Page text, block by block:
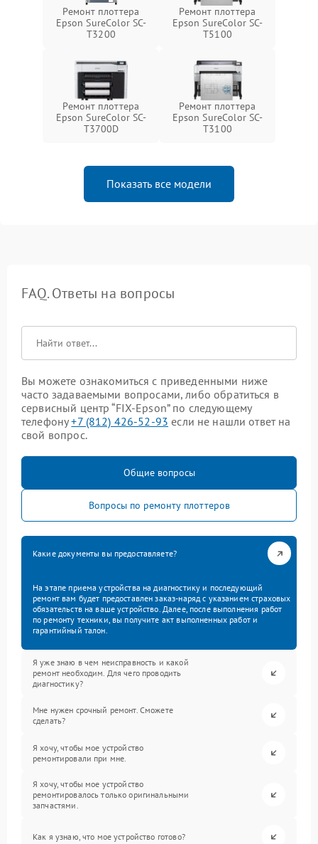
Ремонт плоттера
Epson SureColor SC-
T3200
Ремонт плоттера
Epson SureColor SC-
T5100
Ремонт плоттера
Epson SureColor SC-
T3700D
Ремонт плоттера
Epson SureColor SC-
T3100
Показать все модели
FAQ. Ответы на вопросы
Вы можете ознакомиться с приведенными ниже
часто задаваемыми вопросами, либо обратиться в
сервисный центр “FIX-Epson” по следующему
телефону+7 (812) 426-52-93 если не нашли ответ на
свой вопрос.
Общие вопросы
Вопросы по ремонту плоттеров
Какие документы вы предоставляете?
На этапе приема устройства на диагностику и последующий
ремонт вам будет предоставлен заказ-наряд с указанием страховых
обязательств на ваше устройство. Далее, после выполнения работ
по ремонту техники, вы получите акт выполненных работ и
гарантийный талон.
Я уже знаю в чем неисправность и какой
ремонт необходим. Для чего проводить
диагностику?
Мне нужен срочный ремонт. Сможете
сделать?
Я хочу, чтобы мое устройство
ремонтировали при мне.
Я хочу, чтобы мое устройство
ремонтировалось только оригинальными
запчастями.
Как я узнаю, что мое устройство готово?